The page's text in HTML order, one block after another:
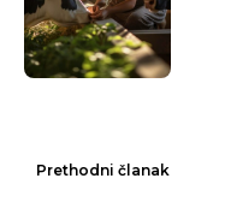
Prethodni članak